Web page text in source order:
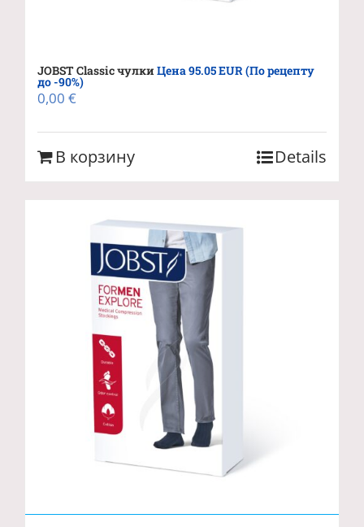
JOBST Classic чулки Цена 95.05 EUR (По рецепту
до -90%)
0,00 €
В корзину Details